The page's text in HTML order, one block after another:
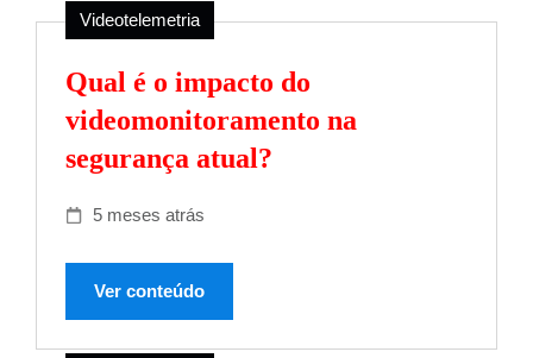
Videotelemetria
Qual é o impacto do
videomonitoramento na
segurança atual?
5 meses atrás
Ver conteúdo